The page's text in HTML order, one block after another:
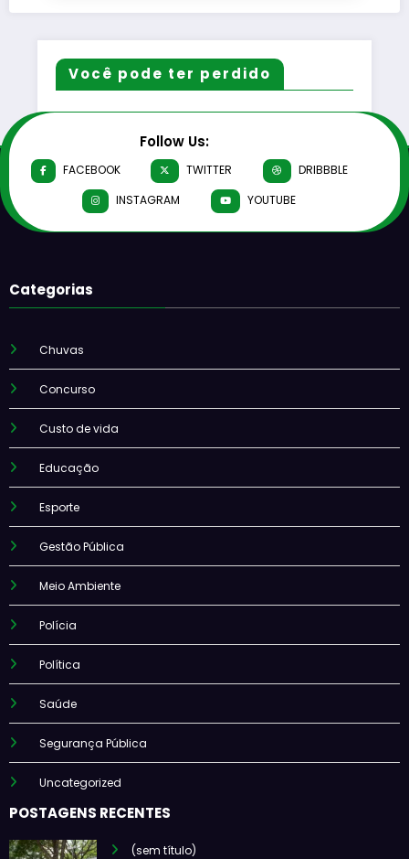
Você pode ter perdido
Follow Us:
FACEBOOK TWITTER
DRIBBBLE
INSTAGRAM
YOUTUBE
Categorias
Chuvas
Concurso
Custo de vida
Educação
Esporte
Gestão Pública
Meio Ambiente
Polícia
Política
Saúde
Segurança Pública
Uncategorized
POSTAGENS RECENTES
(sem título)